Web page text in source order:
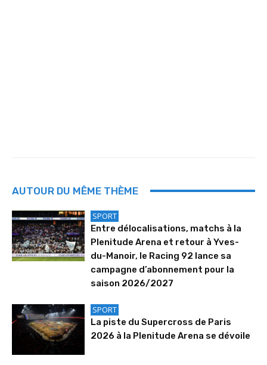
AUTOUR DU MÊME THÈME
SPORT
Entre délocalisations, matchs à la
Plenitude Arena et retour à Yves-
du-Manoir, le Racing 92 lance sa
campagne d’abonnement pour la
saison 2026/2027
SPORT
La piste du Supercross de Paris
2026 à la Plenitude Arena se dévoile